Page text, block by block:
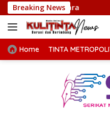
Langsung
ke
konten
Breaking NewsGubsu Bobby
Home TINTA